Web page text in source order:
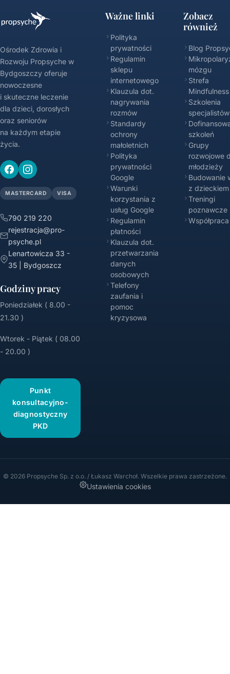
Ośrodek Zdrowia i
Rozwoju Propsyche w
Bydgoszczy oferuje
nowoczesne
i skuteczne leczenie
dla dzieci, dorosłych
oraz seniorów
na każdym etapie
życia.
MASTERCARD VISA
790 219 220
rejestracja@pro-
psyche.pl
Lenartowicza 33 -
35 | Bydgoszcz
Godziny pracy
Poniedziałek ( 8.00 -
21.30 )
Wtorek - Piątek ( 08.00
- 20.00 )
Punkt
konsultacyjno-
diagnostyczny
PKD
Ważne linki
Polityka
prywatności
Regulamin
sklepu
internetowego
Klauzula dot.
nagrywania
rozmów
Standardy
ochrony
małoletnich
Polityka
prywatności
Google
Warunki
korzystania z
usług Google
Regulamin
płatności
Klauzula dot.
przetwarzania
danych
osobowych
Telefony
zaufania i
pomoc
kryzysowa
Zobacz
również
Blog
mózgu
Strefa
Mindfulness
Szkolenia
specjalistów
szkoleń
Grupy
rozwojowe
młodzieży
Budowanie
z dzieckiem
Treningi
poznawcze
Współpraca
© 2026 Propsyche Sp. z o.o. / Łukasz Warchoł. Wszelkie prawa zastrzeżone.
Ustawienia cookies